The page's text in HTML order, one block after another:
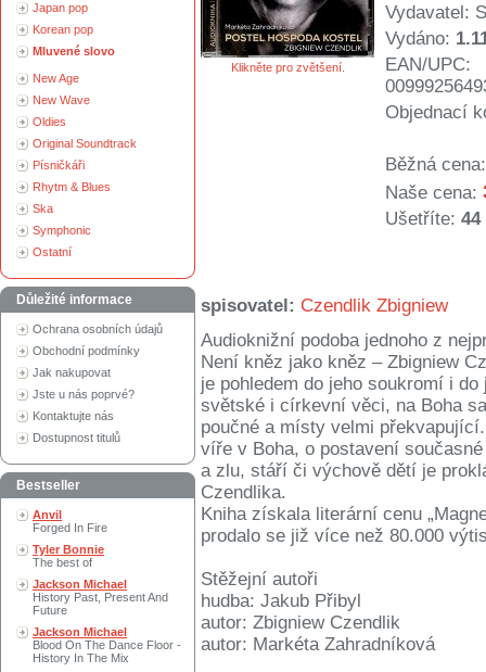
Japan pop
Korean pop
Mluvené slovo
New Age
New Wave
Oldies
Original Soundtrack
Písničkáři
Rhytm & Blues
Ska
Symphonic
Ostatní
Důležité informace
Ochrana osobních údajů
Obchodní podmínky
Jak nakupovat
Jste u nás poprvé?
Kontaktujte nás
Dostupnost titulů
Bestseller
Anvil
Forged In Fire
Tyler Bonnie
The best of
Jackson Michael
History Past, Present And
Future
Jackson Michael
Blood On The Dance Floor -
History In The Mix
Klikněte pro zvětšení.
Vydavatel:
Vydáno:
EAN/UPC:
Objednací
Běžná cena:
Naše cena:
Ušetříte: 44
spisovatel: Czendlik Zbigniew
Audioknižní podoba jednoho z
Není kněz jako kněz – Zbigniew
je pohledem do jeho soukromí i
světské i církevní věci, na Boha
poučné a místy velmi
víře v Boha, o postavení
a zlu, stáří či výchově dětí je
Czendlika.
Kniha získala literární cenu
prodalo se již více než 80.000
Stěžejní autoři
hudba: Jakub Přibyl
autor: Zbigniew Czendlik
autor: Markéta Zahradníková